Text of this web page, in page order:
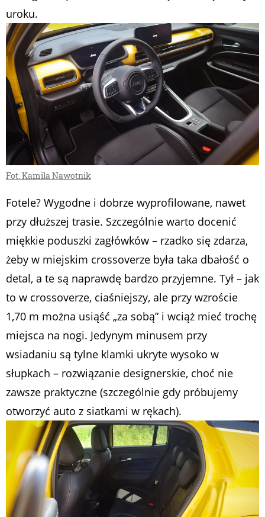
uroku.
Fot. Kamila Nawotnik
Fotele? Wygodne i dobrze wyprofilowane, nawet
przy dłuższej trasie. Szczególnie warto docenić
miękkie poduszki zagłówków – rzadko się zdarza,
żeby w miejskim crossoverze była taka dbałość o
detal, a te są naprawdę bardzo przyjemne. Tył – jak
to w crossoverze, ciaśniejszy, ale przy wzroście
1,70 m można usiąść „za sobą” i wciąż mieć trochę
miejsca na nogi. Jedynym minusem przy
wsiadaniu są tylne klamki ukryte wysoko w
słupkach – rozwiązanie designerskie, choć nie
zawsze praktyczne (szczególnie gdy próbujemy
otworzyć auto z siatkami w rękach).